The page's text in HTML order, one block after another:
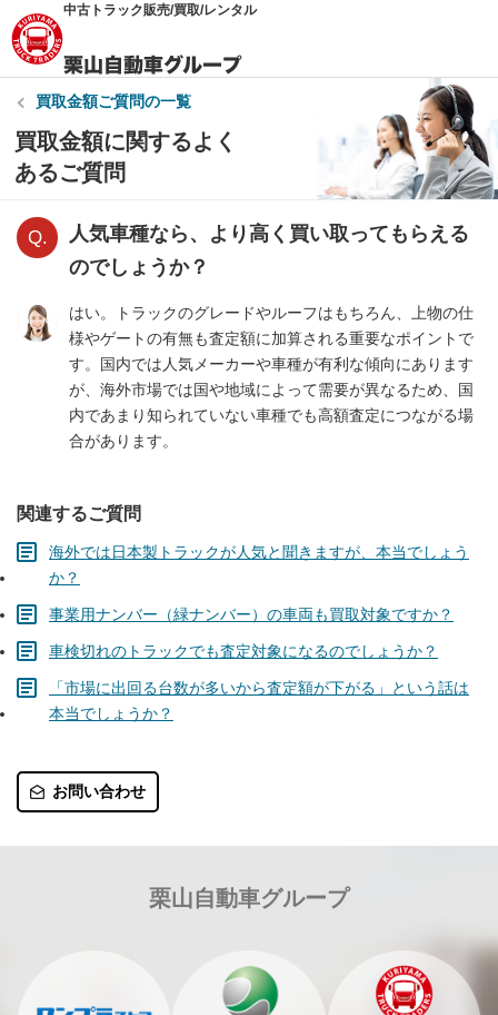
中古トラック販売/買取/レンタル
買取金額ご質問の一覧
買取金額に関するよく
あるご質問
人気車種なら、より高く買い取ってもらえる
のでしょうか？
はい。トラックのグレードやルーフはもちろん、上物の仕
様やゲートの有無も査定額に加算される重要なポイントで
す。国内では人気メーカーや車種が有利な傾向にあります
が、海外市場では国や地域によって需要が異なるため、国
内であまり知られていない車種でも高額査定につながる場
合があります。
関連するご質問
海外では日本製トラックが人気と聞きますが、本当でしょう
か？
事業用ナンバー（緑ナンバー）の車両も買取対象ですか？
車検切れのトラックでも査定対象になるのでしょうか？
「市場に出回る台数が多いから査定額が下がる」という話は
本当でしょうか？
お問い合わせ
栗山自動車グループ